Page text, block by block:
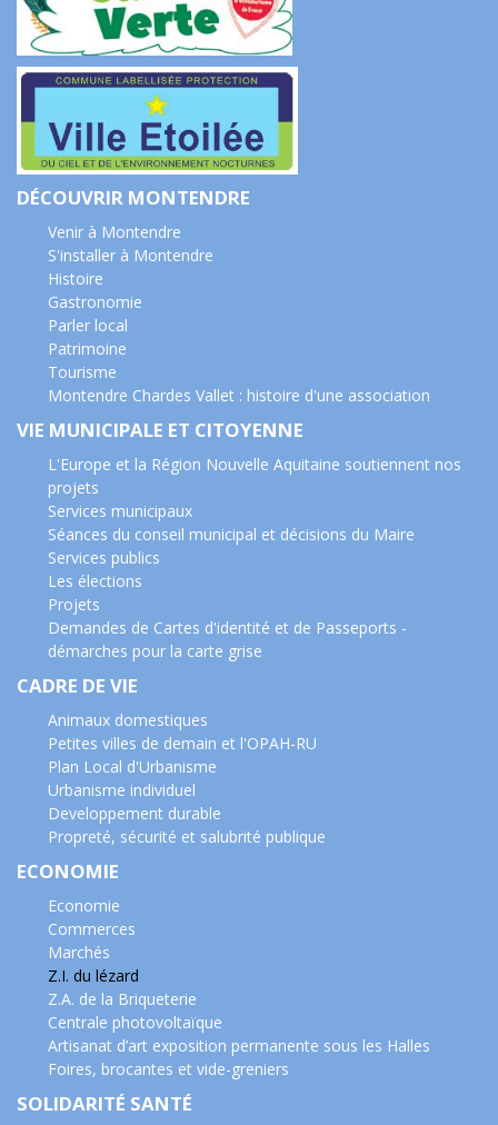
DÉCOUVRIR MONTENDRE
Venir à Montendre
S'installer à Montendre
Histoire
Gastronomie
Parler local
Patrimoine
Tourisme
Montendre Chardes Vallet : histoire d'une association
VIE MUNICIPALE ET CITOYENNE
L'Europe et la Région Nouvelle Aquitaine soutiennent nos
projets
Services municipaux
Séances du conseil municipal et décisions du Maire
Services publics
Les élections
Projets
Demandes de Cartes d'identité et de Passeports -
démarches pour la carte grise
CADRE DE VIE
Animaux domestiques
Petites villes de demain et l'OPAH-RU
Plan Local d'Urbanisme
Urbanisme individuel
Developpement durable
Propreté, sécurité et salubrité publique
ECONOMIE
Economie
Commerces
Marchés
Z.I. du lézard
Z.A. de la Briqueterie
Centrale photovoltaïque
Artisanat d’art exposition permanente sous les Halles
Foires, brocantes et vide-greniers
SOLIDARITÉ SANTÉ